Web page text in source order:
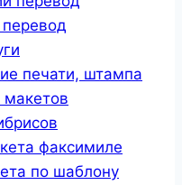
печати, штампа
факсимиле
по шаблону